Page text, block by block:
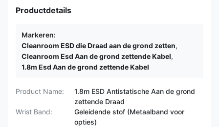
Productdetails
Markeren:
Cleanroom ESD die Draad aan de grond zetten,
Cleanroom Esd Aan de grond zettende Kabel,
1.8m Esd Aan de grond zettende Kabel
Product Name:
1.8m ESD Antistatische Aan de grond
zettende Draad
Wrist Band:
Geleidende stof (Metaalband voor
opties)